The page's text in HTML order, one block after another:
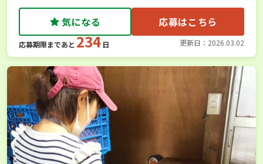
気になる 応募はこちら
応募期限まであと 234 日 更新日：2026.03.02